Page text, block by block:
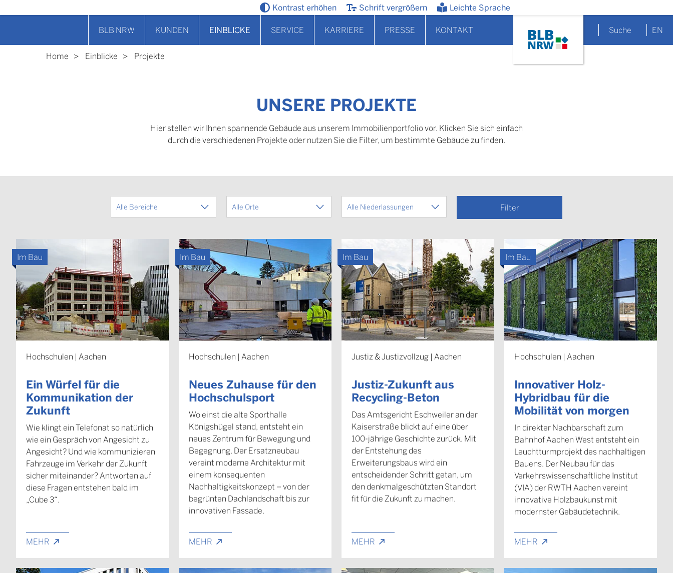
Kontrast erhöhen Schrift vergrößern Leichte Sprache
BLB NRW KUNDEN EINBLICKE SERVICE KARRIERE PRESSE KONTAKT Suche EN
Home Einblicke Projekte
UNSERE PROJEKTE
Hier stellen wir Ihnen spannende Gebäude aus unserem Immobilienportfolio vor. Klicken Sie sich einfach
durch die verschiedenen Projekte oder nutzen Sie die Filter, um bestimmte Gebäude zu finden.
Filter
Im Bau
Hochschulen | Aachen
Ein Würfel für die
Kommunikation der
Zukunft
Wie klingt ein Telefonat so natürlich
wie ein Gespräch von Angesicht zu
Angesicht? Und wie kommunizieren
Fahrzeuge im Verkehr der Zukunft
sicher miteinander? Antworten auf
diese Fragen entstehen bald im
„Cube 3“.
MEHR
Im Bau
Hochschulen | Aachen
Neues Zuhause für den
Hochschulsport
Wo einst die alte Sporthalle
Königshügel stand, entsteht ein
neues Zentrum für Bewegung und
Begegnung. Der Ersatzneubau
vereint moderne Architektur mit
einem konsequenten
Nachhaltigkeitskonzept – von der
begrünten Dachlandschaft bis zur
innovativen Fassade.
MEHR
Im Bau
Justiz & Justizvollzug | Aachen
Justiz-Zukunft aus
Recycling-Beton
Das Amtsgericht Eschweiler an der
Kaiserstraße blickt auf eine über
100-jährige Geschichte zurück. Mit
der Entstehung des
Erweiterungsbaus wird ein
entscheidender Schritt getan, um
den denkmalgeschützten Standort
fit für die Zukunft zu machen.
MEHR
Im Bau
Hochschulen | Aachen
Innovativer Holz-
Hybridbau für die
Mobilität von morgen
In direkter Nachbarschaft zum
Bahnhof Aachen West entsteht ein
Leuchtturmprojekt des nachhaltigen
Bauens. Der Neubau für das
Verkehrswissenschaftliche Institut
(VIA) der RWTH Aachen vereint
innovative Holzbaukunst mit
modernster Gebäudetechnik.
MEHR